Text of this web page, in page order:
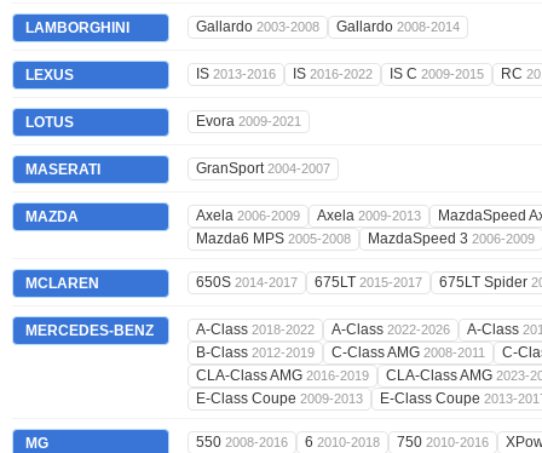
LAMBORGHINI Gallardo 2003-2008 Gallardo 2008-2014
LEXUS IS 2013-2016 IS 2016-2022 IS C 2009-2015 RC
LOTUS Evora 2009-2021
MASERATI GranSport2004-2007
MAZDA Axela 2006-2009 Axela 2009-2013
MazdaSpeed
Mazda6 MPS 2005-2008 MazdaSpeed 3 2006-2009
MCLAREN 650S 2014-2017 675LT 2015-2017 675LT Spider
MERCEDES-BENZ A-Class 2018-2022 A-Class 2022-2026 A-Class
B-Class 2012-2019 C-Class AMG 2008-2011
C-
CLA-Class AMG 2016-2019 CLA-Class AMG 2023-
E-Class Coupe 2009-2013 E-Class Coupe 2013-
MG 550 2008-2016 6 2010-2018 750 2010-2016